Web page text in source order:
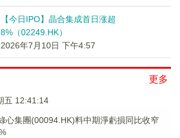
【今日IPO】晶合集成首日涨超
8%（02249.HK）
2026年7月10日 下午4:57
更多
五 12:41:15
心集團(00094.HK)料中期淨虧損同比收窄